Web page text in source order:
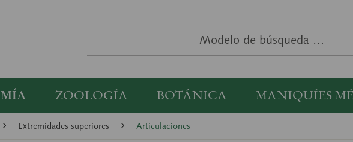
ZOOLOGÍA BOTÁNICA MANIQUÍES
Extremidades superiores Articulaciones